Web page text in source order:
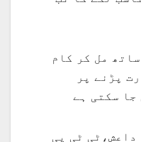
مل کر کام
پڑنے پر
جا سکتی ہے
داعش،ٹی ٹی پی